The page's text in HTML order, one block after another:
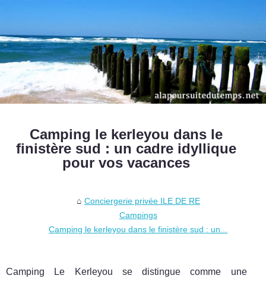
Camping le kerleyou dans le
finistère sud : un cadre idyllique
pour vos vacances
Conciergerie privée ILE DE RE
Campings
Camping le kerleyou dans le finistère sud : un...
Camping Le Kerleyou se distingue comme une